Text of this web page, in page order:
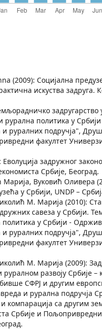
(2009): Социјална
искуства задруга.
задругарство
рурална политика у
и руралних подручја",
факултет
задружног
Србије, Београд.
Вуковић Оливера
у Србији, UNDP –
М. Марија (2010):
савеза у Србији.
у Србији -
и руралних подручја",
факултет
М. Марија (2009):
развоју Србије –
СФРЈ и другим
и рурална подручја
компарација са другим
Србије и Пољопривредни